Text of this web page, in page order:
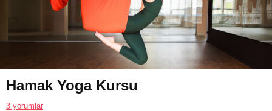
Hamak Yoga Kursu
3 yorumlar